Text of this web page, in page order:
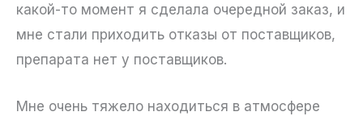
какой-то момент я сделала очередной заказ, и
мне стали приходить отказы от поставщиков,
препарата нет у поставщиков.
Мне очень тяжело находиться в атмосфере